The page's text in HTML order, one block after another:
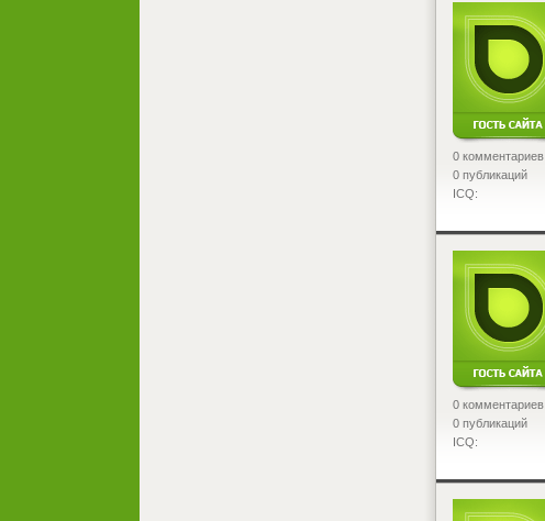
0 комментариев
0 публикаций
ICQ:
0 комментариев
0 публикаций
ICQ: